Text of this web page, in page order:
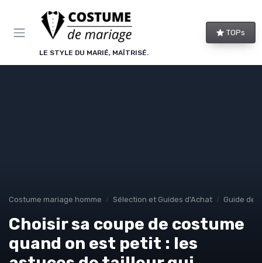
LE STYLE DU MARIÉ, MAÎTRISÉ.
TOPs
Costume mariage homme Sélection et Guides d'Achat Guide des
Choisir sa coupe de costume
quand on est petit : les